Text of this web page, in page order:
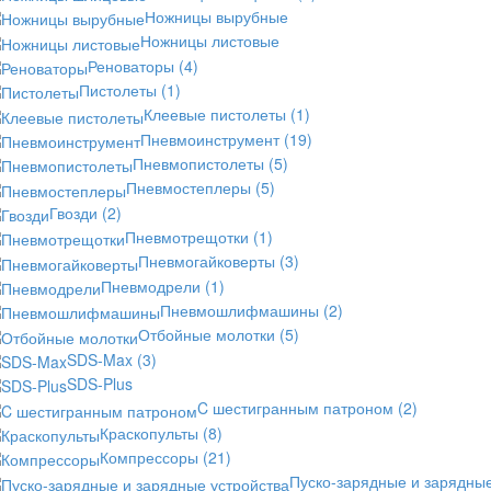
Ножницы вырубные
Ножницы листовые
Реноваторы (4)
Пистолеты (1)
Клеевые пистолеты (1)
Пневмоинструмент (19)
Пневмопистолеты (5)
Пневмостеплеры (5)
Гвозди (2)
Пневмотрещотки (1)
Пневмогайковерты (3)
Пневмодрели (1)
Пневмошлифмашины (2)
Отбойные молотки (5)
SDS-Max (3)
SDS-Plus
C шестигранным патроном (2)
Краскопульты (8)
Компрессоры (21)
Пуско-зарядные и